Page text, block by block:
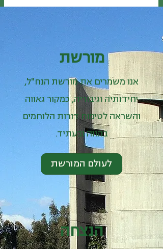
מורשת
אנו משמרים את מורשת הנח"ל,
יחידותיה וגיבוריה, כמקור גאווה
והשראה לטיפוח דורות הלוחמים
בהווה ובעתיד.
לעולם המורשת
הנצחה